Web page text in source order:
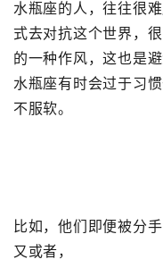
水瓶座的人，往往很
式去对抗这个世界，
的一种作风，这也是
水瓶座有时会过于习
不服软。
比如，他们即便被分
又或者，